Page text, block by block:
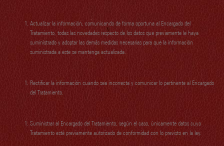
Actualizar la información, comunicando de forma oportuna al Encargado del
Tratamiento, todas las novedades respecto de los datos que previamente le haya
suministrado y adoptar las demás medidas necesarias para que la información
suministrada a este se mantenga actualizada.
Rectificar la información cuando sea incorrecta y comunicar lo pertinente al Encargado
del Tratamiento.
Suministrar al Encargado del Tratamiento, según el caso, únicamente datos cuyo
Tratamiento esté previamente autorizado de conformidad con lo previsto en la ley.